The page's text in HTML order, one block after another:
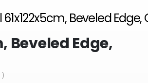
61x122x5cm, Beveled Edge,
Beveled Edge,
)